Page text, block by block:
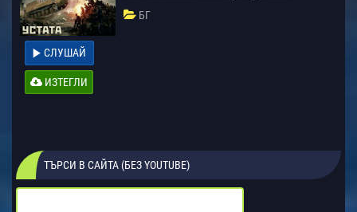
БГ
СЛУШАЙ
ИЗТЕГЛИ
ТЪРСИ В САЙТА (БЕЗ YOUTUBE)